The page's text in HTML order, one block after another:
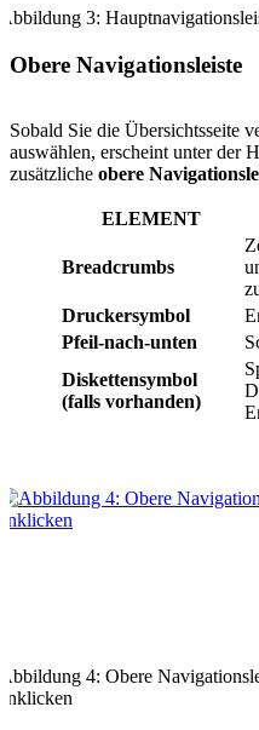
Abbildung 3:
Obere Navigationsleiste
Sobald Sie die Übersichtsseite
auswählen, erscheint unter der
zusätzliche obere
ELEMENT
Breadcrumbs
Druckersymbol
Pfeil-nach-unten
Diskettensymbol
(falls vorhanden)
Abbildung 4: Obere
anklicken